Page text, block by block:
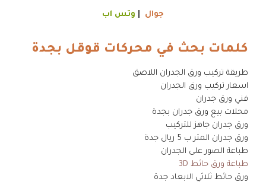
جوال وتس اب
كلمات بحث في محركات قوقل بجدة
طريقة تركيب ورق الجدران اللاصق
اسعار تركيب ورق الجدران
فني ورق جدران
محلات بيع ورق جدران بجدة
ورق جدران جاهز للتركيب
ورق جدران المتر ب 5 ريال جدة
طباعة الصور على الجدران
طباعة ورق حائط 3D
ورق حائط ثلاثي الابعاد جدة